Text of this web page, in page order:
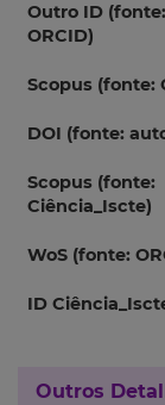
Outro ID (fonte:
ORCID)
Scopus (fonte:
DOI (fonte:
Scopus (fonte:
Ciência_Iscte)
WoS (fonte:
ID
Outros